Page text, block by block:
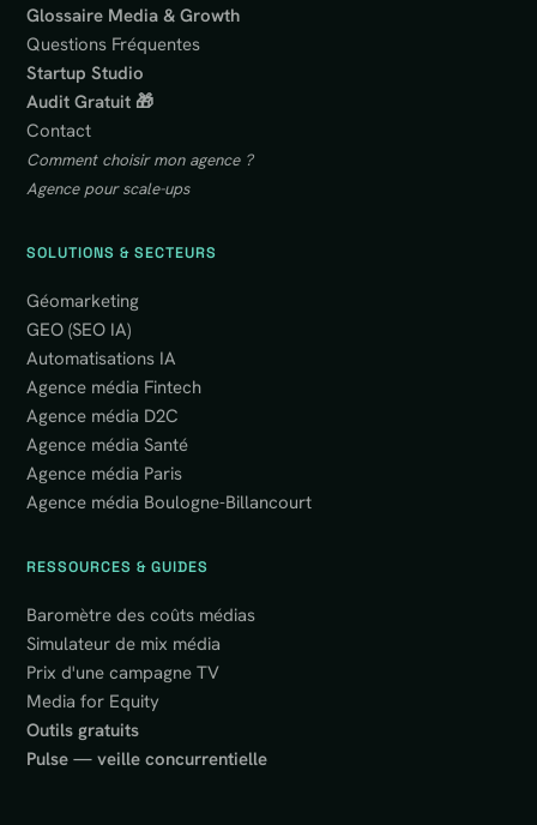
Glossaire Media & Growth
Questions Fréquentes
Startup Studio
Audit Gratuit 🎁
Contact
Comment choisir mon agence ?
Agence pour scale-ups
SOLUTIONS & SECTEURS
Géomarketing
GEO (SEO IA)
Automatisations IA
Agence média Fintech
Agence média D2C
Agence média Santé
Agence média Paris
Agence média Boulogne-Billancourt
RESSOURCES & GUIDES
Baromètre des coûts médias
Simulateur de mix média
Prix d'une campagne TV
Media for Equity
Outils gratuits
Pulse — veille concurrentielle